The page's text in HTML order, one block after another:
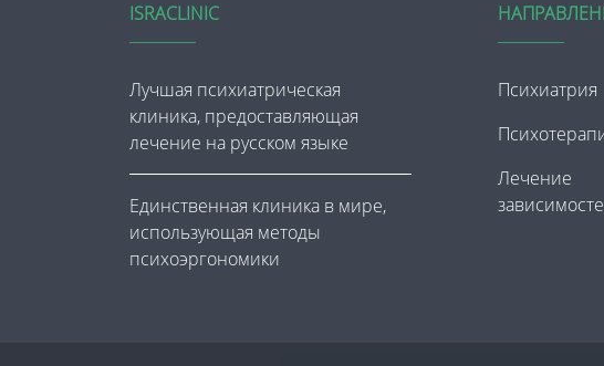
ISRACLINIC
Лучшая психиатрическая
клиника, предоставляющая
лечение на русском языке
Единственная клиника в мире,
использующая методы
психоэргономики
Психиатрия
Лечение